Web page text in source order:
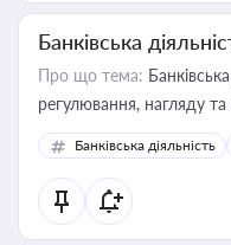
Банківська
Про що тема:
регулювання, нагляду та
Банківська діяльність